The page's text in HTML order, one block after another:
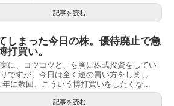
記事を読む
しまった今日の株。優待廃止で急
打買い。
に、コツコツと、を胸に株式投資をしてい
ですが、今日は全く逆の買い方をしまし
年に数回、こういう博打買いをしたくな...
記事を読む